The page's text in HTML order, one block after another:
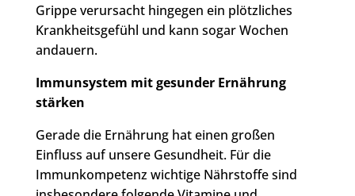
Grippe verursacht hingegen ein plötzliches
Krankheitsgefühl und kann sogar Wochen
andauern.
Immunsystem mit gesunder Ernährung
stärken
Gerade die Ernährung hat einen großen
Einfluss auf unsere Gesundheit. Für die
Immunkompetenz wichtige Nährstoffe sind